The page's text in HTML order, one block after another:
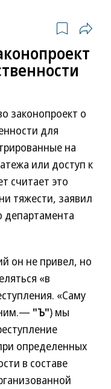
законопроект о
для
на
или доступ к
считает это
тяжести, заявил
департамента
он не привел, но
«в
«Саму
ним.— "Ъ") мы
определенных
в составе